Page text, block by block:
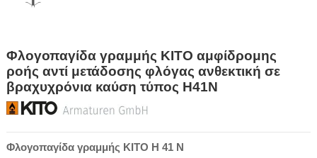
Φλογοπαγίδα γραμμής KITO αμφίδρομης
ροής αντί μετάδοσης φλόγας ανθεκτική σε
βραχυχρόνια καύση τύπος H41N
Φλογοπαγίδα γραμμής KITO H 41 N